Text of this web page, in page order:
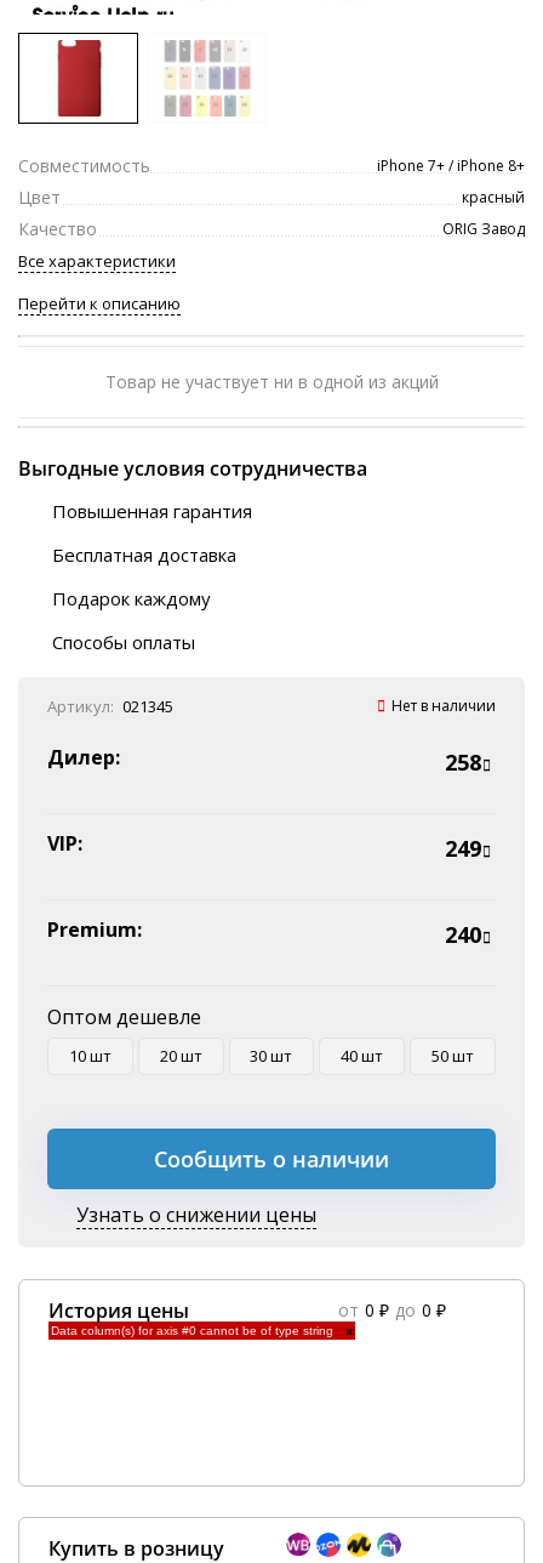
Совместимость iPhone 7+ / iPhone 8+
Цвет красный
Качество ORIG Завод
Все характеристики
Перейти к описанию
Товар не участвует ни в одной из акций
Выгодные условия сотрудничества
Повышенная гарантия
Бесплатная доставка
Автобусы (по ЮФО)
“BlaBlaCar” (по ЮФО)
Подарок каждому
Способы оплаты
Наличные
Эквайринг
Оплата на P/C
Артикул: 021345 Нет в наличии
Дилер: 258
VIP: 249
Premium: 240
Оптом дешевле
10 шт 20 шт 30 шт 40 шт 50 шт
Сообщить о наличии
Узнать о снижении цены
История цены от 0 ₽ до 0 ₽
Data column(s) for axis #0 cannot be of type string ×
Купить в розницу